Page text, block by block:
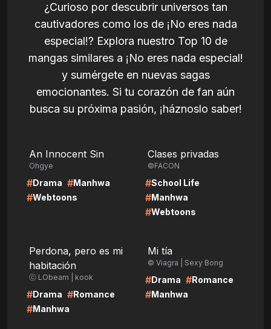
¿Curioso por descubrir universos tan
cautivadores como los de ¡No eres nada
especial!? Explora nuestro Top 10 de
mangas similares a ¡No eres nada especial!
y sumérgete en nuevas sagas
emocionantes. Si tu corazón de fan aún
busca su próxima pasión, ¡háznoslo saber!
An Innocent Sin
Ohgye
#Drama #Manhwa
#Webtoons
Clases privadas
©FACON
#School Life
#Manhwa
#Webtoons
Perdona, pero es mi
habitación
ⓒ LObeam | kook
#Drama #Romance
#Manhwa
Mi tía
© Viagra | Sexy Bong
#Drama #Romance
#Manhwa